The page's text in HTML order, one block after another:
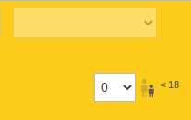
< 18